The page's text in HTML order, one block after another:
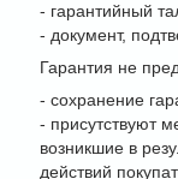
- гарантийный
- документ,
Гарантия не
- сохранение
- присутствуют
возникшие в
действий